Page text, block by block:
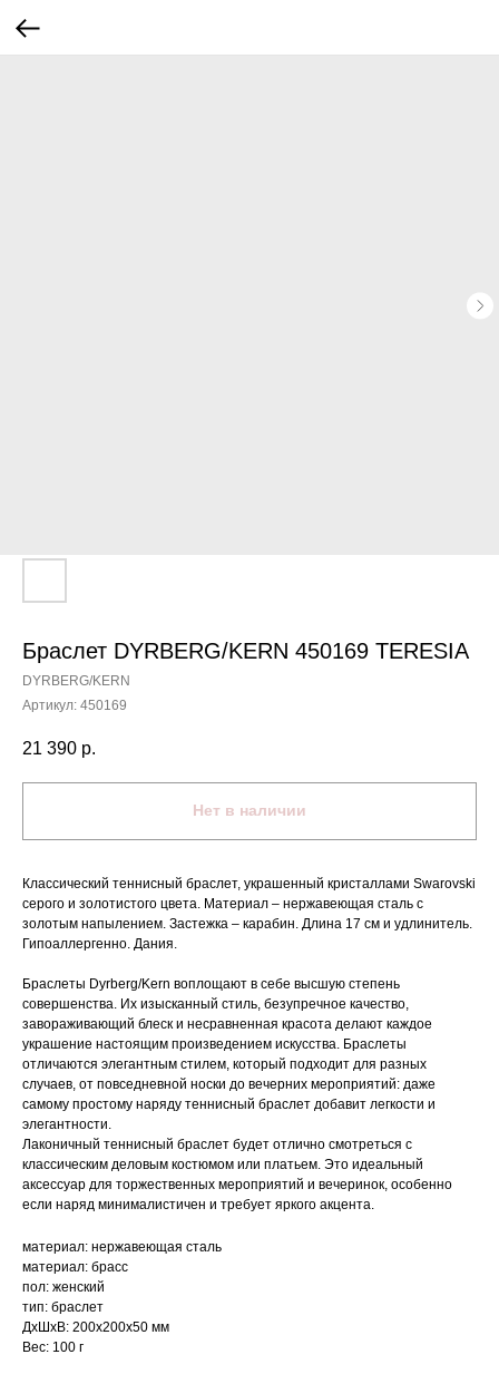
Браслет DYRBERG/KERN 450169 TERESIA
DYRBERG/KERN
Артикул: 450169
21 390 р.
Нет в наличии
Классический теннисный браслет, украшенный кристаллами Swarovski
серого и золотистого цвета. Материал – нержавеющая сталь с
золотым напылением. Застежка – карабин. Длина 17 см и удлинитель.
Гипоаллергенно. Дания.
Браслеты Dyrberg/Kern воплощают в себе высшую степень
совершенства. Их изысканный стиль, безупречное качество,
завораживающий блеск и несравненная красота делают каждое
украшение настоящим произведением искусства. Браслеты
отличаются элегантным стилем, который подходит для разных
случаев, от повседневной носки до вечерних мероприятий: даже
самому простому наряду теннисный браслет добавит легкости и
элегантности.
Лаконичный теннисный браслет будет отлично смотреться с
классическим деловым костюмом или платьем. Это идеальный
аксессуар для торжественных мероприятий и вечеринок, особенно
если наряд минималистичен и требует яркого акцента.
материал: нержавеющая сталь
материал: брасс
пол: женский
тип: браслет
ДxШxВ: 200x200x50 мм
Вес: 100 г